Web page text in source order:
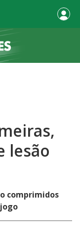
lesão
comprimidos